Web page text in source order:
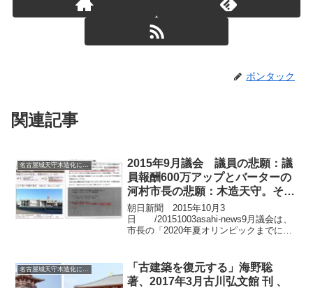
ポンタック
関連記事
名古屋城天守木造化に反対
2015年9月議会 議員の悲願：議
員報酬600万アップとバーターの
河村市長の悲願：木造天守。そこ
に市民の声はなく、市民を騙す嘘
「現天守の耐震改修案はない。」
が今に続いています。
朝日新聞 2015年10月3
日 /20151003asahi-news9月議会は、
市長の「2020年夏オリンピックまでに天
3500万円の木造天守の調査・準備・検討
の予...
名古屋城天守木造化に反対
「古建築を復元する」海野聡
著、2017年3月古川弘文館 刊 、